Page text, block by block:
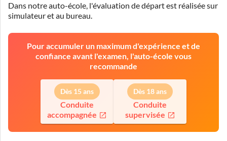
Dans notre auto-école, l'évaluation de départ est réaliséesur
simulateuretau bureau
Pour accumuler un maximum d'expérience et de
confiance avant l'examen, l'auto-école vous
recommande
Dès 15 ans
Conduite
accompagnée
Dès 18 ans
Conduite
supervisée